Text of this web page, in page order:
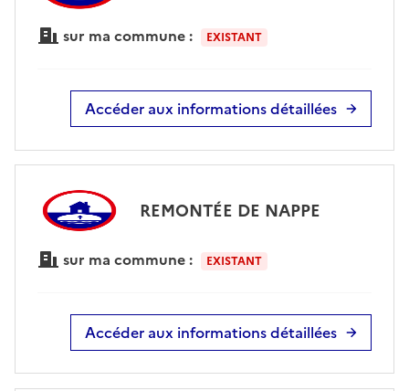
sur ma commune : EXISTANT
Accéder aux informations détaillées
REMONTÉE DE NAPPE
sur ma commune : EXISTANT
Accéder aux informations détaillées